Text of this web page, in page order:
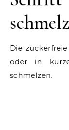
Die
oder in
schmelzen.